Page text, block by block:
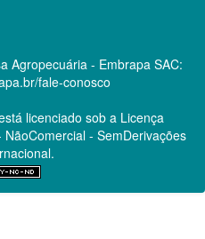
Agropecuária - Embrapa SAC:
fale-conosco
licenciado sob a Licença
- SemDerivações